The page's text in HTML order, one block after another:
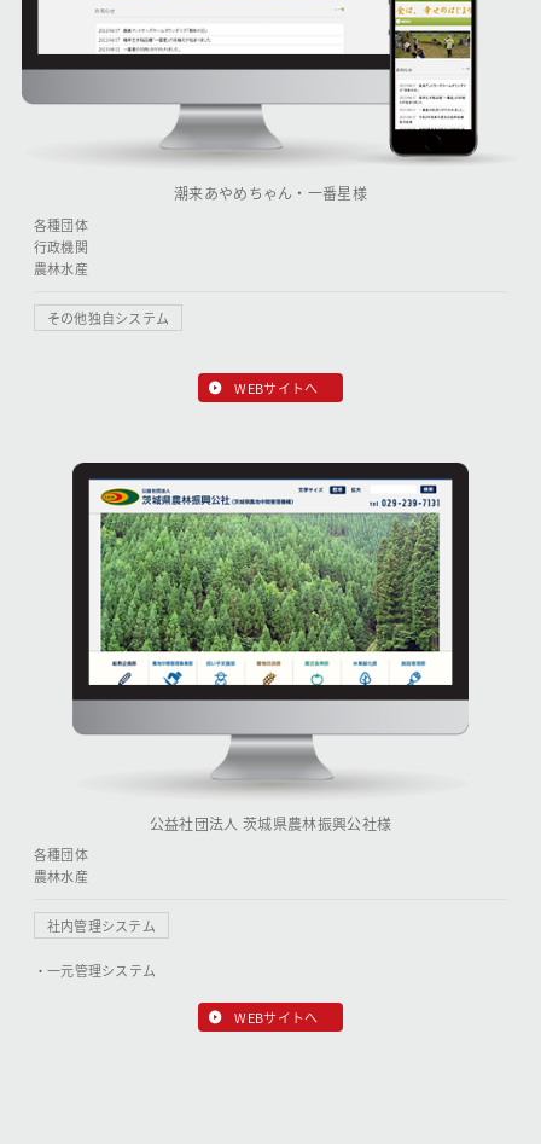
潮来あやめちゃん・一番星様
各種団体
行政機関
農林水産
その他独自システム
WEBサイトへ
公益社団法人 茨城県農林振興公社様
各種団体
農林水産
社内管理システム
・一元管理システム
WEBサイトへ